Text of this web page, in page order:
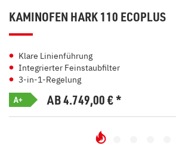
KAMINOFEN HARK 110 ECOPLUS
Klare Linienführung
Integrierter Feinstaubfilter
3-in-1-Regelung
A+ AB 4.749,00€*